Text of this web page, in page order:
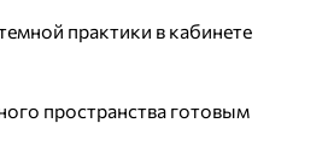
практики в кабинете
пространства готовым